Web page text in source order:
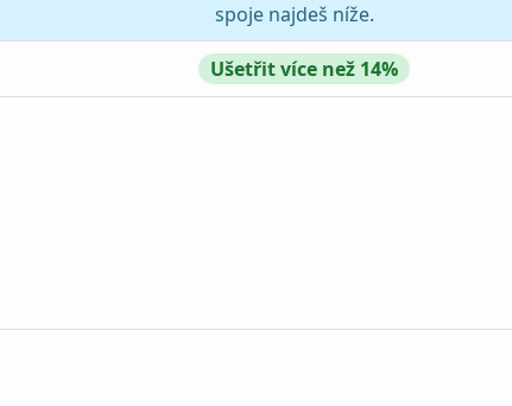
spoje najdeš níže.
Ušetřit více než 14%